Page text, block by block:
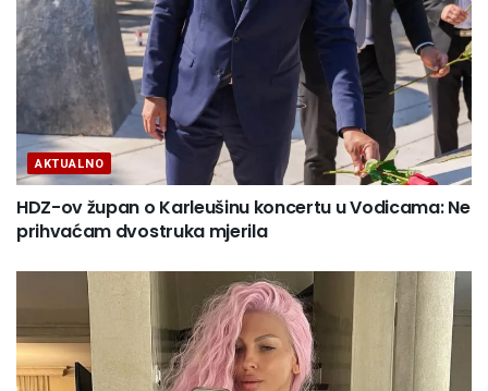
AKTUALNO
HDZ-ov župan o Karleušinu koncertu u Vodicama: Ne
prihvaćam dvostruka mjerila